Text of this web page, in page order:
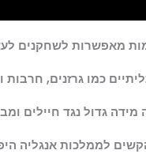
כמו גרזנים,
גדול נגד חיילים
לממלכות אנגליה